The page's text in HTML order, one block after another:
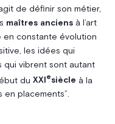
de définir son métier,
maîtres anciensà l’art
en constante évolution
les idées qui
qui vibrent sont autant
du XXI esiècle à la
en placements”.